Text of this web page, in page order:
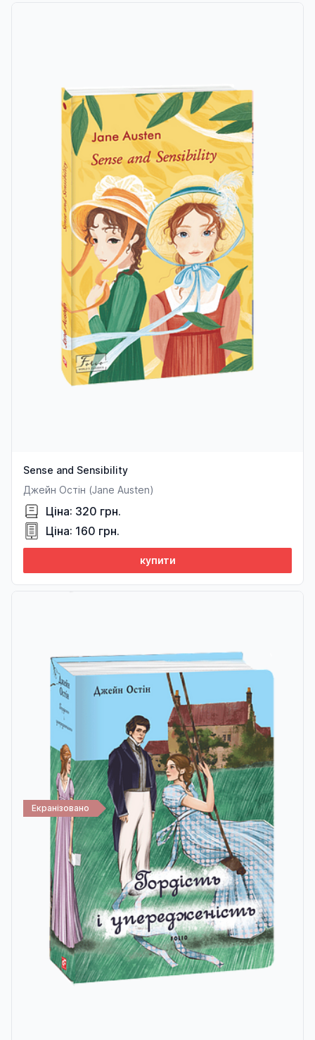
Sense and Sensibility
Джейн Остін (Jane Austen)
Ціна: 320 грн.
Ціна: 160 грн.
купити
Екранізовано